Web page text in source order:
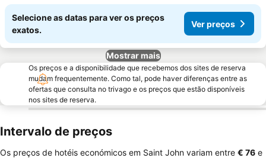
Selecione as datas para ver os preços
exatos.
Ver preços
Mostrar mais
Os preços e a disponibilidade que recebemos dos sites de reserva
mudam frequentemente. Como tal, pode haver diferenças entre as
ofertas que consulta no trivago e os preços que estão disponíveis
nos sites de reserva.
Intervalo de preços
Os preços de hotéis económicos em Saint John variam entre ‎€ 76 e